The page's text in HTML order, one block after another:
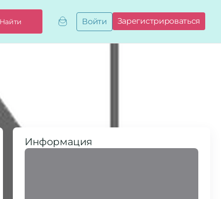
Найти
Добавить,
Войти Зарегистрироваться
Информация